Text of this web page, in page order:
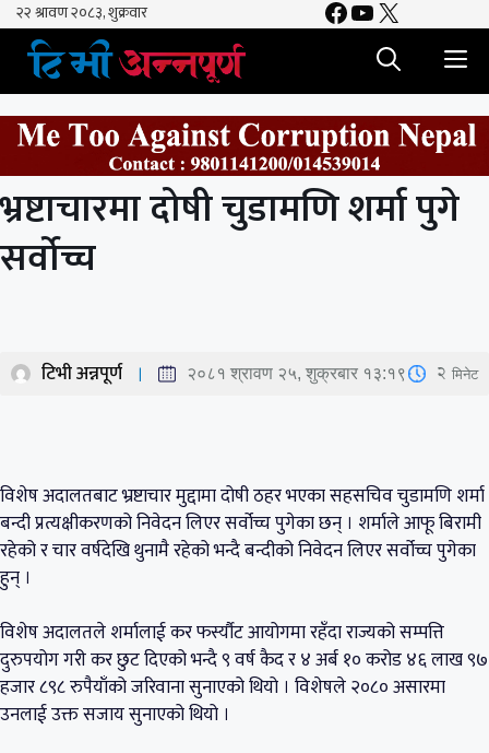
Skip
content
Facebook
YouTube
X
भ्रष्टाचारमा दोषी चुडामणि शर्मा पुगे
सर्वोच्च
टिभी अन्नपूर्ण २०८१ श्रावण २५, शुक्रबार १३:१९ 2 मिनेट
विशेष अदालतबाट भ्रष्टाचार मुद्दामा दोषी ठहर भएका सहसचिव चुडामणि शर्मा
बन्दी प्रत्यक्षीकरणको निवेदन लिएर सर्वोच्च पुगेका छन् । शर्माले आफू बिरामी
रहेको र चार वर्षदेखि थुनामै रहेको भन्दै बन्दीको निवेदन लिएर सर्वोच्च पुगेका
हुन् ।
विशेष अदालतले शर्मालाई कर फर्स्यौट आयोगमा रहँदा राज्यको सम्पत्ति
दुरुपयोग गरी कर छुट दिएको भन्दै ९ वर्ष कैद र ४ अर्ब १० करोड ४६ लाख ९७
हजार ८९८ रुपैयाँको जरिवाना सुनाएको थियो । विशेषले २०८० असारमा
उनलाई उक्त सजाय सुनाएको थियो ।